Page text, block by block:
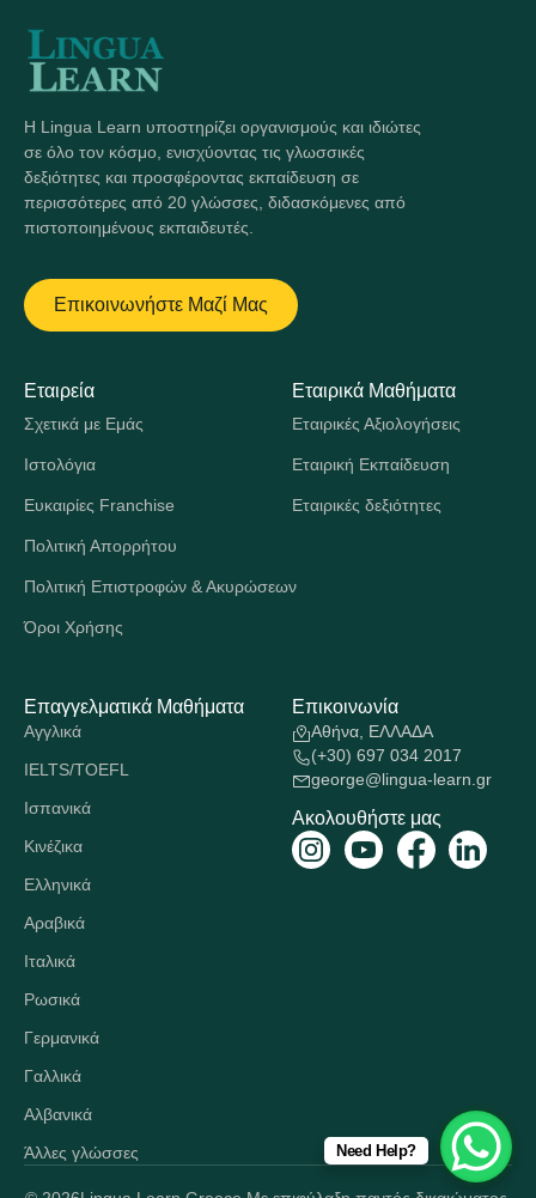
Η Lingua Learn υποστηρίζει οργανισμούς και ιδιώτες
σε όλο τον κόσμο, ενισχύοντας τις γλωσσικές
δεξιότητες και προσφέροντας εκπαίδευση σε
περισσότερες από 20 γλώσσες, διδασκόμενες από
πιστοποιημένους εκπαιδευτές.
Επικοινωνήστε Μαζί Μας
Εταιρεία
Σχετικά με Εμάς
Ιστολόγια
Ευκαιρίες Franchise
Πολιτική Απορρήτου
Πολιτική Επιστροφών & Ακυρώσεων
Όροι Χρήσης
Εταιρικά Μαθήματα
Εταιρικές Αξιολογήσεις
Εταιρική Εκπαίδευση
Εταιρικές δεξιότητες
Επαγγελματικά Μαθήματα
Αγγλικά
IELTS/TOEFL
Ισπανικά
Κινέζικα
Ελληνικά
Αραβικά
Ιταλικά
Ρωσικά
Γερμανικά
Γαλλικά
Αλβανικά
Άλλες γλώσσες
Επικοινωνία
Αθήνα, ΕΛΛΑΔΑ
(+30) 697 034 2017
george@lingua-learn.gr
Ακολουθήστε μας
Need Help?